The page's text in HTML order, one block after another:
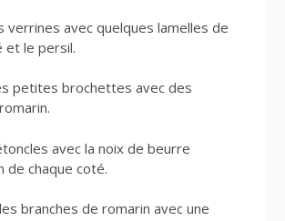
verrines avec quelques lamelles de
et le persil.
petites brochettes avec des
avec la noix de beurre
de chaque coté.
branches de romarin avec une